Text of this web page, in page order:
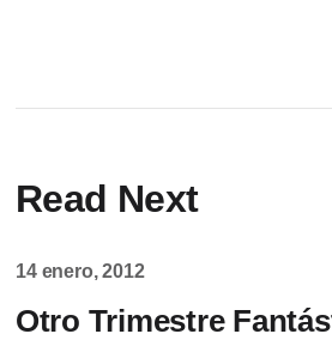
Read Next
14 enero, 2012
Otro Trimestre